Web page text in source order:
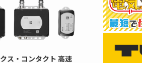
ス・コンタクト 高速